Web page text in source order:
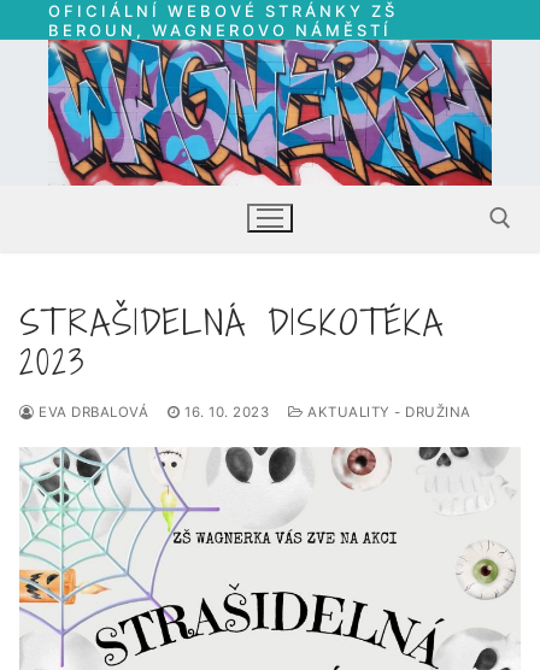
Přeskočit
na
obsah
OFICIÁLNÍ WEBOVÉ STRÁNKY ZŠ
BEROUN, WAGNEROVO NÁMĚSTÍ
Hledat:
STRAŠIDELNÁ DISKOTÉKA
2023
EVA DRBALOVÁ 16. 10. 2023 AKTUALITY - DRUŽINA